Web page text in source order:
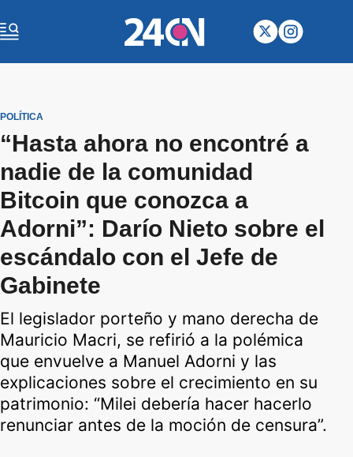
POLÍTICA
“Hasta ahora no encontré a
nadie de la comunidad
Bitcoin que conozca a
Adorni”: Darío Nieto sobre el
escándalo con el Jefe de
Gabinete
El legislador porteño y mano derecha de
Mauricio Macri, se refirió a la polémica
que envuelve a Manuel Adorni y las
explicaciones sobre el crecimiento en su
patrimonio: “Milei debería hacer hacerlo
renunciar antes de la moción de censura”.